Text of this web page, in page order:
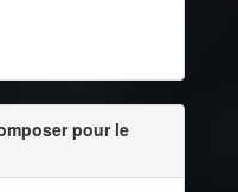
pour le